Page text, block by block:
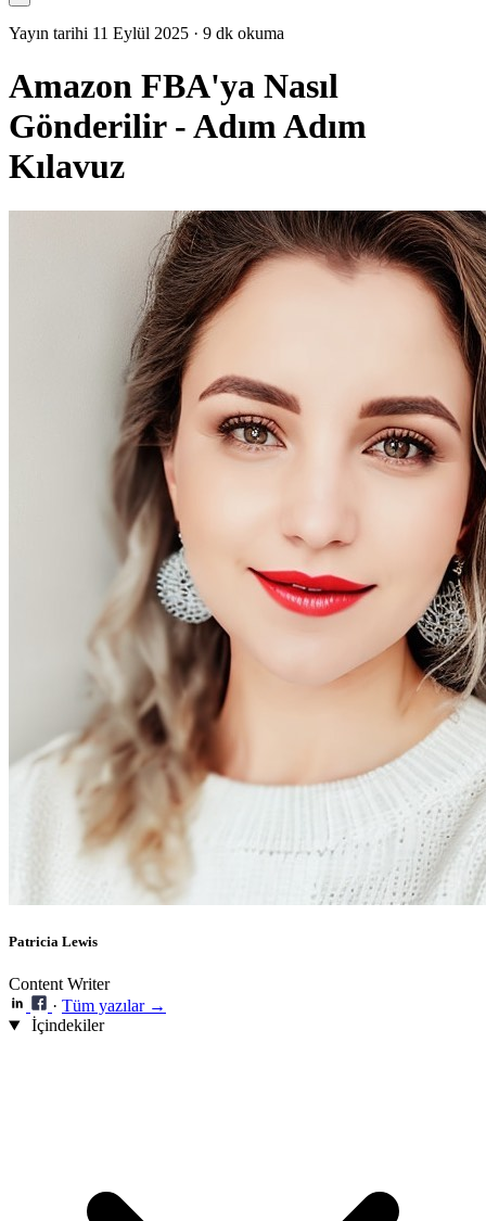
Yayın tarihi 11 Eylül 2025 · 9 dk okuma
Amazon FBA'ya Nasıl
Gönderilir - Adım Adım
Kılavuz
Patricia Lewis
Content Writer
· Tüm yazılar →
İçindekiler